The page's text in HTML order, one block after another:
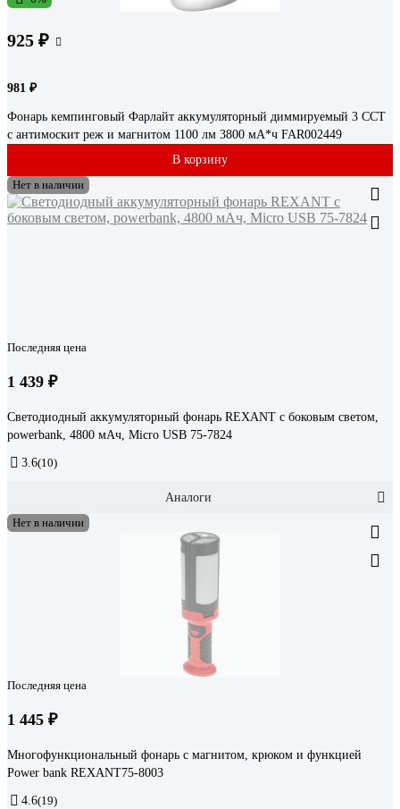
925 ₽
981 ₽
Фонарь кемпинговый Фарлайт аккумуляторный диммируемый 3 CCT
с антимоскит реж и магнитом 1100 лм 3800 мА*ч FAR002449
В корзину
Нет в наличии
Последняя цена
1 439 ₽
Светодиодный аккумуляторный фонарь REXANT с боковым светом,
powerbank, 4800 мАч, Micro USB 75-7824
3.6(10)
Аналоги
Нет в наличии
Последняя цена
1 445 ₽
Многофункциональный фонарь с магнитом, крюком и функцией
Power bank REXANT75-8003
4.6(19)